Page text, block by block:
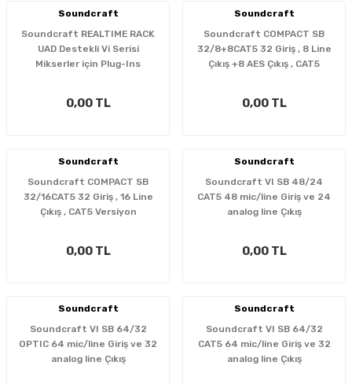
( SES KARTLI )
Soundcraft
Soundcraft REALTIME RACK
UAD Destekli Vi Serisi
Mikserler için Plug-Ins
0,00 TL
Soundcraft
Soundcraft COMPACT SB
32/8+8CAT5 32 Giriş , 8 Line
Çıkış +8 AES Çıkış , CAT5
0,00 TL
Soundcraft
Soundcraft COMPACT SB
32/16CAT5 32 Giriş , 16 Line
Çıkış , CAT5 Versiyon
0,00 TL
Soundcraft
Soundcraft VI SB 48/24
CAT5 48 mic/line Giriş ve 24
analog line Çıkış
0,00 TL
Soundcraft
Soundcraft VI SB 64/32
OPTIC 64 mic/line Giriş ve 32
analog line Çıkış
Soundcraft
Soundcraft VI SB 64/32
CAT5 64 mic/line Giriş ve 32
analog line Çıkış